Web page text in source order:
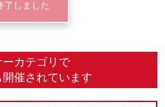
了しました
ーカテゴリで
催されています